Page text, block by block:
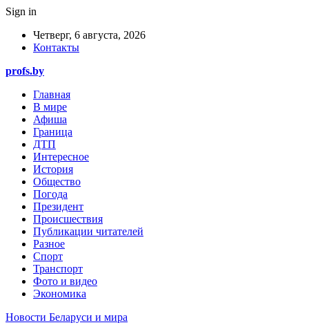
Sign in
Четверг, 6 августа, 2026
Контакты
profs.by
Главная
В мире
Афиша
Граница
ДТП
Интересное
История
Общество
Погода
Президент
Происшествия
Публикации читателей
Разное
Спорт
Транспорт
Фото и видео
Экономика
Новости Беларуси и мира